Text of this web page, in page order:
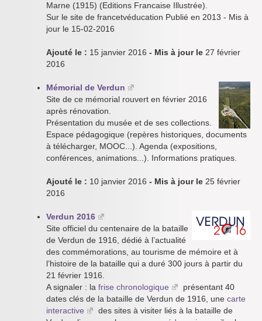
Marne (1915) (Editions Francaise Illustrée).
Sur le site de francetvéducation Publié en 2013 - Mis à
jour le 15-02-2016
Ajouté le : 15 janvier 2016 - Mis à jour le 27 février
2016
Mémorial de Verdun
Site de ce mémorial rouvert en février 2016
après rénovation.
Présentation du musée et de ses collections.
Espace pédagogique (repères historiques, documents
à télécharger, MOOC...). Agenda (expositions,
conférences, animations...). Informations pratiques.
Ajouté le : 10 janvier 2016 - Mis à jour le 25 février
2016
Verdun 2016
Site officiel du centenaire de la bataille
de Verdun de 1916, dédié à l’actualité
des commémorations, au tourisme de mémoire et à
l’histoire de la bataille qui a duré 300 jours à partir du
21 février 1916.
A signaler : la frise chronologique
présentant 40
dates clés de la bataille de Verdun de 1916, une carte
interactive
des sites à visiter liés à la bataille de